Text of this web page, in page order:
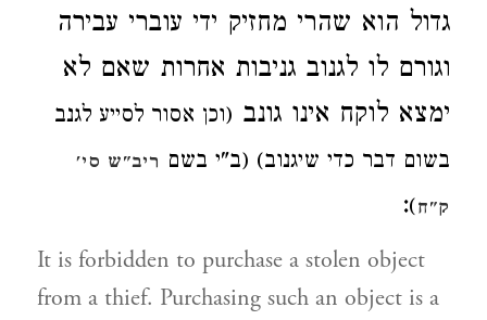
גדול הוא שהרי מחזיק ידי עוברי עבירה
וגורם לו לגנוב גניבות אחרות שאם לא
ימצא לוקח אינו גונב (וכן אסור לסייע לגנב
בשום דבר כדי שיגנוב) (ב"י בשם ריב"ש סי'
ק"ח)
:
It is forbidden to purchase a stolen object
from a thief. Purchasing such an object is a